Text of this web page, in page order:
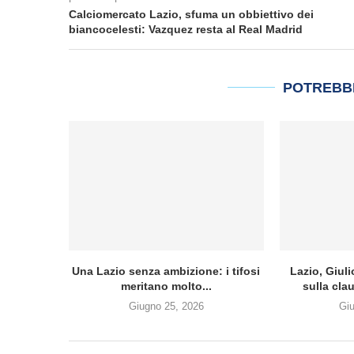
Calciomercato Lazio, sfuma un obbiettivo dei
biancocelesti: Vazquez resta al Real Madrid
Una Lazio senza ambizione: i tifosi
meritano molto...
Giugno 25, 2026
Lazio,
sulla